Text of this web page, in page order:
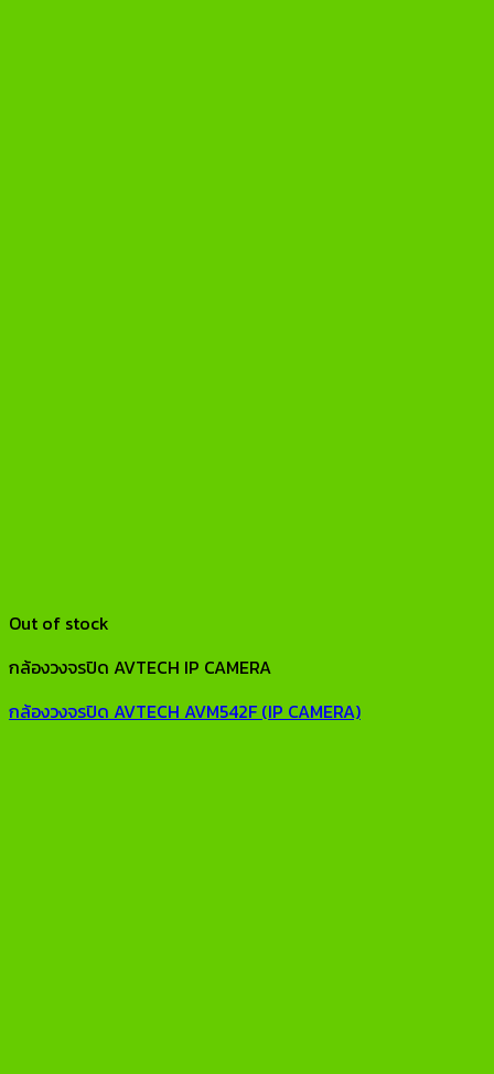
Out of stock
กล้องวงจรปิด AVTECH IP CAMERA
กล้องวงจรปิด AVTECH AVM542F (IP CAMERA)